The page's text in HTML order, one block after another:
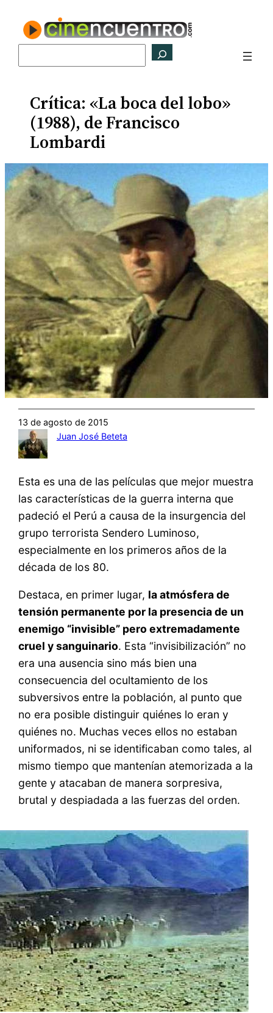
contenido
Crítica: «La boca del lobo»
(1988), de Francisco
Lombardi
13 de agosto de 2015
Juan José Beteta
Esta es una de las películas que mejor muestra
las características de la guerra interna que
padeció el Perú a causa de la insurgencia del
grupo terrorista Sendero Luminoso,
especialmente en los primeros años de la
década de los 80.
Destaca, en primer lugar, la atmósfera de
tensión permanente por la presencia de un
enemigo “invisible” pero extremadamente
cruel y sanguinario. Esta “invisibilización” no
era una ausencia sino más bien una
consecuencia del ocultamiento de los
subversivos entre la población, al punto que
no era posible distinguir quiénes lo eran y
quiénes no. Muchas veces ellos no estaban
uniformados, ni se identificaban como tales, al
mismo tiempo que mantenían atemorizada a la
gente y atacaban de manera sorpresiva,
brutal y despiadada a las fuerzas del orden.